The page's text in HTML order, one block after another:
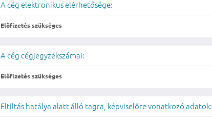
A cég elektronikus elérhetősége:
Előfizetés szükséges
A cég cégjegyzékszámai:
Előfizetés szükséges
Eltiltás hatálya alatt álló tagra, képviselőre vonatkozó adatok: